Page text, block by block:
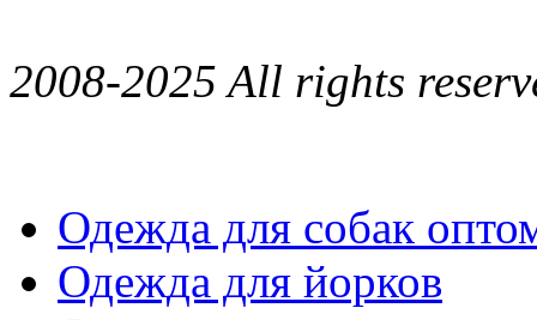
2008-2025 All rights
Одежда для собак
Одежда для йорков